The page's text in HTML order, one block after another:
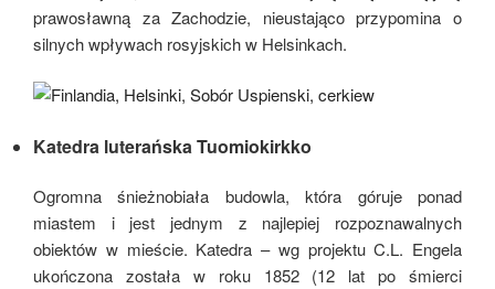
prawosławną za Zachodzie, nieustająco przypomina o
silnych wpływach rosyjskich w Helsinkach.
Katedra luterańska Tuomiokirkko
Ogromna śnieżnobiała budowla, która góruje ponad
miastem i jest jednym z najlepiej rozpoznawalnych
obiektów w mieście. Katedra – wg projektu C.L. Engela
ukończona została w roku 1852 (12 lat po śmierci